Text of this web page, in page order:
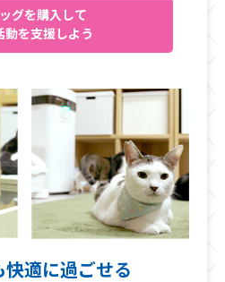
グを購入して
動を支援しよう
適に過ごせる